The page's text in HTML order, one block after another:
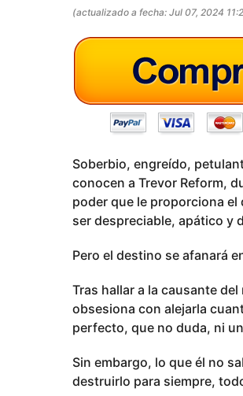
a
g
o
(actualizado a fecha: Jul 07, 2024
Soberbio, engreído,
conocen a Trevor Reform,
poder que le proporciona
ser despreciable, apático y
Pero el destino se afanará
Tras hallar a la causante
obsesiona con alejarla
perfecto, que no duda, ni
Sin embargo, lo que él no
destruirlo para siempre,